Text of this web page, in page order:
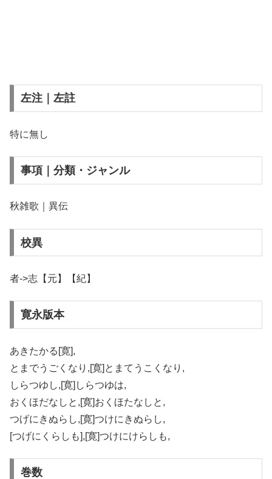
左注｜左註
特に無し
事項｜分類・ジャンル
秋雑歌｜異伝
校異
者->志【元】【紀】
寛永版本
あきたかる[寛],
とまでうごくなり,[寛]とまてうこくなり,
しらつゆし,[寛]しらつゆは,
おくほだなしと,[寛]おくほたなしと,
つげにきぬらし,[寛]つけにきぬらし,
[つげにくらしも],[寛]つけにけらしも,
巻数